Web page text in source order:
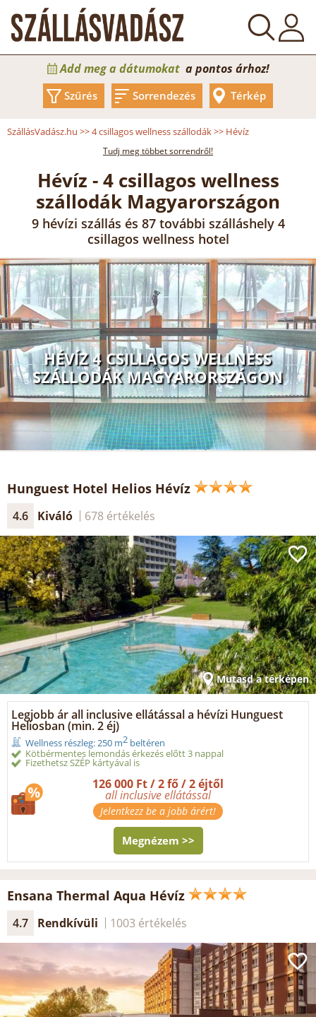
Add meg a dátumokat a pontos árhoz!
Szűrés Sorrendezés Térkép
SzállásVadász.hu >>4 csillagos wellness szállodák>> Hévíz
Tudj meg többet sorrendről!
Hévíz - 4 csillagos wellness
szállodák Magyarországon
9 hévízi szállás és 87 további szálláshely 4
csillagos wellness hotel
HÉVÍZ 4 CSILLAGOS WELLNESS
SZÁLLODÁK MAGYARORSZÁGON
Hunguest Hotel Helios Hévíz
4.6 Kiváló 678 értékelés
Mutasd a térképen
Legjobb ár all inclusive ellátással a hévízi Hunguest
Heliosban (min. 2 éj)
Wellness részleg: 250 m2 beltéren
Kötbérmentes lemondás érkezés előtt 3 nappal
Fizethetsz SZÉP kártyával is
126 000 Ft / 2 fő / 2 éjtől
all inclusive ellátással
Jelentkezz be a jobb árért!
Megnézem >>
Ensana Thermal Aqua Hévíz
4.7 Rendkívüli 1003 értékelés